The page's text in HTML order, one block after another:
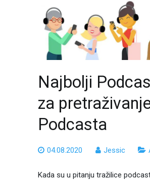
Najbolji
za
Podcasta
04.08.2020 Jessic
Kada su u pitanju tražilice